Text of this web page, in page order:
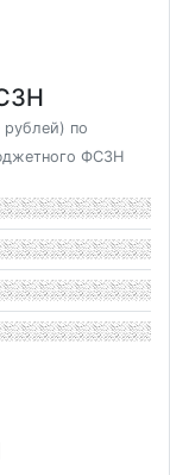
по
ФСЗН